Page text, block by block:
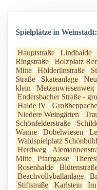
Spielplätze in Weinstadt:
Hauptstraße Lindhalde
Ringstraße
Bolzplatz
Mitte
Hölderlinstraße
Straße
Skateanlage
klein
Metzenwiesenweg
Endersbacher Straße -
Halde IV
Niedere Weingärten
Schönfelderstraße
Wanne
Dobelwiesen
Waldspielplatz Schönbühl
Herdweg
Mitte
Pfarrgasse
Rosenhalde
Beachvollyballanlage
Stiftstraße
Karlstein Im